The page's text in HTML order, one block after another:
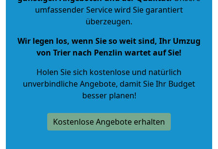
umfassender Service wird Sie garantiert
überzeugen.
Wir legen los, wenn Sie so weit sind, Ihr Umzug
von Trier nach Penzlin wartet auf Sie!
Holen Sie sich kostenlose und natürlich
unverbindliche Angebote, damit Sie Ihr Budget
besser planen!
Kostenlose Angebote erhalten